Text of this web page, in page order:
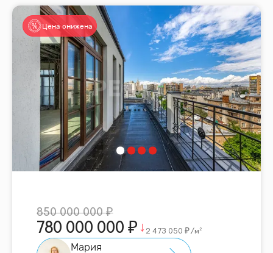
Цена снижена
850 000 000
780 000 000 2 473 050 /м²
Мария